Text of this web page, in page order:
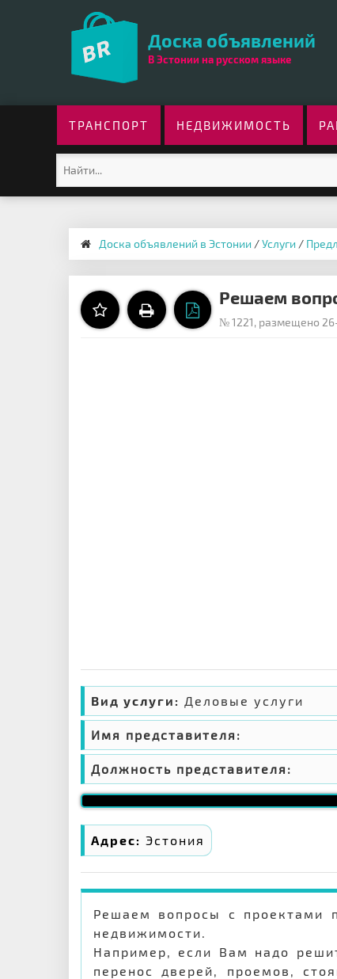
Доска объявлений
В Эстонии на русском языке
ТРАНСПОРТ НЕДВИЖИМОСТЬ
Доска объявлений в Эстонии /Услуги /
Решаем
№ 1221, размещено
Вид услуги: Деловые услуги
Имя представителя:
Должность представителя:
Адрес: Эстония
Решаем вопросы с проектами
недвижимости.
Например, если Вам надо
перенос дверей, проемов,